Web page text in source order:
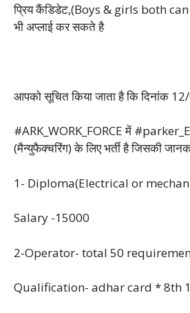
प्रिय कैंडिडेट,(Boys & girls both
भी अप्लाई कर सकते है
आपको सूचित किया जाता है कि दिनांक
#ARK_WORK_FORCE में
(मैन्युफैक्चरिंग) के लिए भर्ती है जिसकी
1- Diploma(Electrical or
Salary -15000
2-Operator- total 50
Qualification- adhar card * 8th